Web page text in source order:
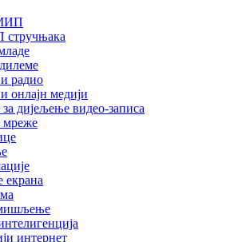
и радио
онлајн медији
дијељење видео-записа
мреже
интернет